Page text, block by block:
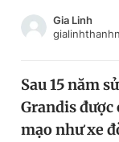
Chào ngày mới
Video
Đăng xuất
Gia Linh
Sau 15 năm
Grandis
mạo như xe